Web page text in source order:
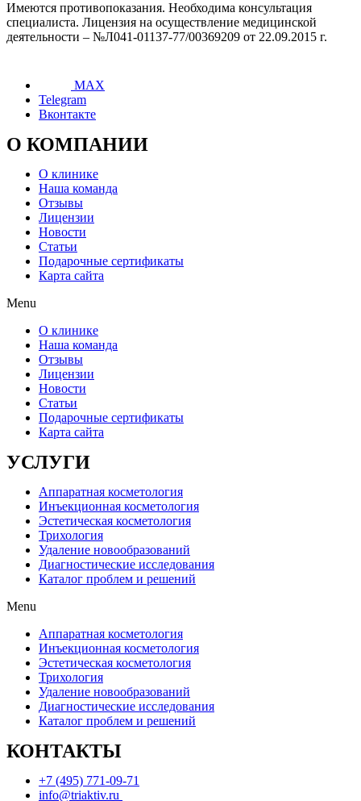
Имеются противопоказания. Необходима консультация
специалиста. Лицензия на осуществление медицинской
деятельности – №Л041-01137-77/00369209 от 22.09.2015 г.
MAX
Telegram
Вконтакте
О КОМПАНИИ
О клинике
Наша команда
Отзывы
Лицензии
Новости
Статьи
Подарочные сертификаты
Карта сайта
Menu
О клинике
Наша команда
Отзывы
Лицензии
Новости
Статьи
Подарочные сертификаты
Карта сайта
УСЛУГИ
Аппаратная косметология
Инъекционная косметология
Эстетическая косметология
Трихология
Удаление новообразований
Диагностические исследования
Каталог проблем и решений
Menu
Аппаратная косметология
Инъекционная косметология
Эстетическая косметология
Трихология
Удаление новообразований
Диагностические исследования
Каталог проблем и решений
КОНТАКТЫ
+7 (495) 771-09-71
info@triaktiv.ru